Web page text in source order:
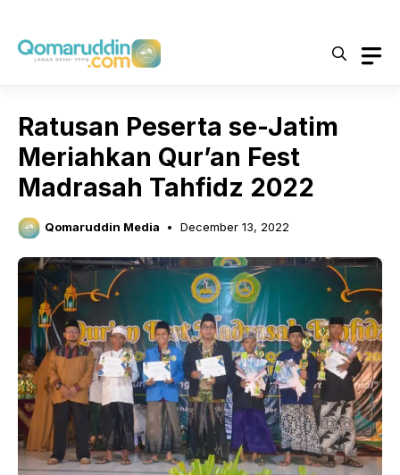
content
Ratusan Peserta se-Jatim
Meriahkan Qur’an Fest
Madrasah Tahfidz 2022
Qomaruddin Media December 13, 2022